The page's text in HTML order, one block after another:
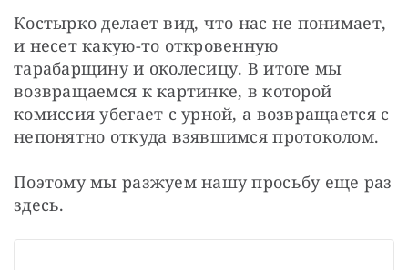
Костырко делает вид, что нас не понимает,
и несет какую-то откровенную
тарабарщину и околесицу. В итоге мы
возвращаемся к картинке, в которой
комиссия убегает с урной, а возвращается с
непонятно откуда взявшимся протоколом.
Поэтому мы разжуем нашу просьбу еще раз
здесь.